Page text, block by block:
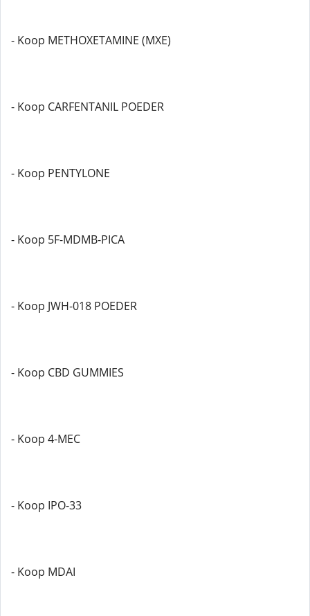
- Koop METHOXETAMINE (MXE)
- Koop CARFENTANIL POEDER
- Koop PENTYLONE
- Koop 5F-MDMB-PICA
- Koop JWH-018 POEDER
- Koop CBD GUMMIES
- Koop 4-MEC
- Koop IPO-33
- Koop MDAI